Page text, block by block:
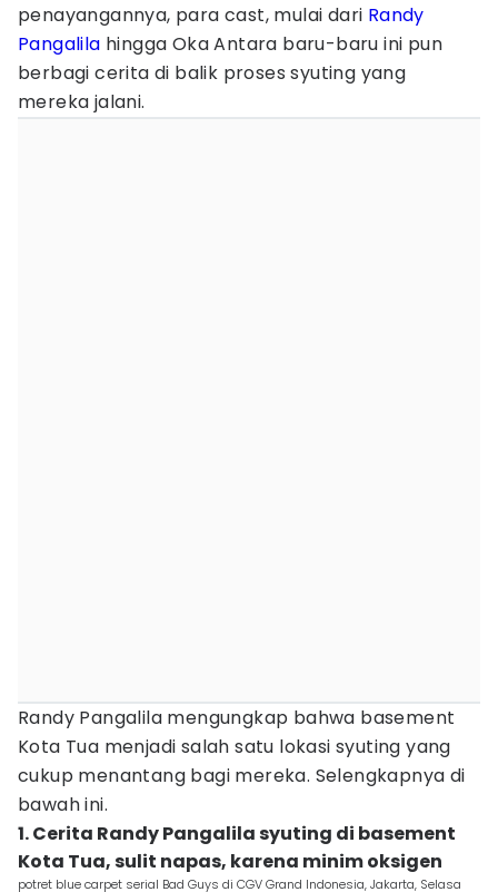
penayangannya, para cast, mulai dari Randy
Pangalila hingga Oka Antara baru-baru ini pun
berbagi cerita di balik proses syuting yang
mereka jalani.
Randy Pangalila mengungkap bahwa basement
Kota Tua menjadi salah satu lokasi syuting yang
cukup menantang bagi mereka. Selengkapnya di
bawah ini.
1. Cerita Randy Pangalila syuting di basement
Kota Tua, sulit napas, karena minim oksigen
potret blue carpet serial Bad Guys di CGV Grand Indonesia, Jakarta, Selasa